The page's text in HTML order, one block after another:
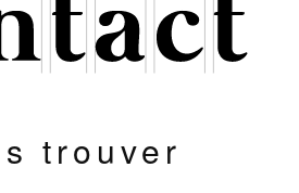
trouver